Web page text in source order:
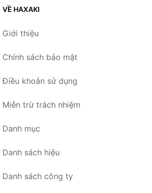
VỀ HAXAKI
Giới thiệu
Chính sách bảo mật
Điều khoản sử dụng
Miễn trừ trách nhiệm
Danh mục
Danh sách hiệu
Danh sách công ty